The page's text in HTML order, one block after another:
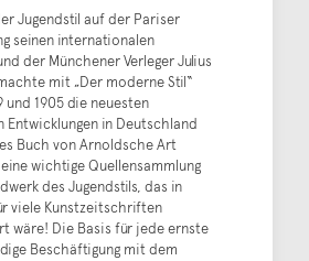
Jugendstil auf der Pariser
seinen internationalen
der Münchener Verleger Julius
mit „Der moderne Stil“
und 1905 die neuesten
Entwicklungen in Deutschland
Buch von Arnoldsche Art
wichtige Quellensammlung
des Jugendstils, das in
viele Kunstzeitschriften
wäre! Die Basis für jede ernste
Beschäftigung mit dem